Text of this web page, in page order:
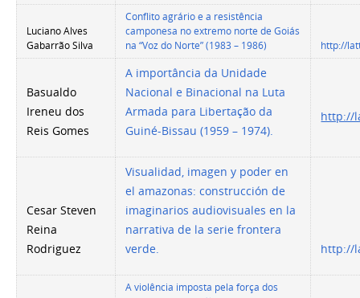
Luciano Alves
Gabarrão Silva
Conflito agrário e a resistência
camponesa no extremo norte de Goiás
na “Voz do Norte” (1983 – 1986)
http://
Basualdo
Ireneu dos
Reis Gomes
A importância da Unidade
Nacional e Binacional na Luta
Armada para Libertação da
Guiné-Bissau (1959 – 1974).
http://
Cesar Steven
Reina
Rodriguez
Visualidad, imagen y poder en
el amazonas: construcción de
imaginarios audiovisuales en la
narrativa de la serie frontera
verde.
http://
A violência imposta pela força dos